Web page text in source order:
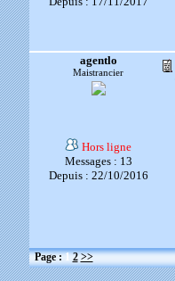
agentlo
Maistrancier
Hors ligne
Messages : 13
Depuis : 22/10/2016
Page :1 2 >>